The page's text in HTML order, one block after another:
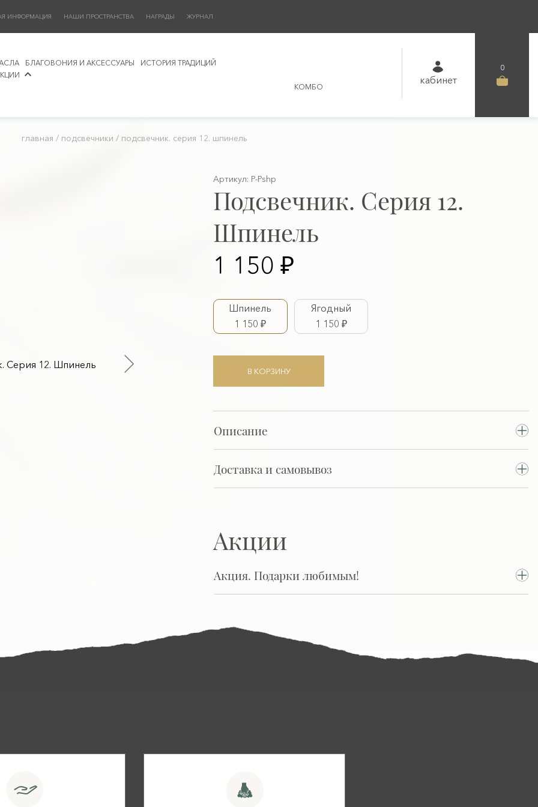
ИНФОРМАЦИЯ НАШИ ПРОСТРАНСТВА НАГРАДЫ ЖУРНАЛ
БЛАГОВОНИЯ И АКСЕССУАРЫ
ИСТОРИЯ ТРАДИЦИЙ
КОМБО
кабинет
0
главная / подсвечники / подсвечник. серия 12. шпинель
Артикул: P-Pshp
Подсвечник. Серия 12.
Шпинель
1 150 ₽
Шпинель
1 150 ₽
Ягодный
1 150 ₽
В КОРЗИНУ
Описание
Доставка и самовывоз
Акции
Акция. Подарки любимым!